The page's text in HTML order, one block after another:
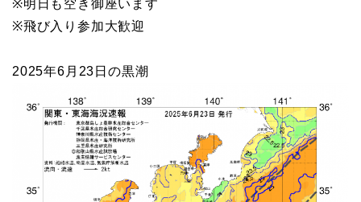
※明日も空き御座います
※飛び入り参加大歓迎
2025年6月23日の黒潮